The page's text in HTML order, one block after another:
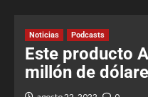
Noticias Podcasts
Este producto
millón de